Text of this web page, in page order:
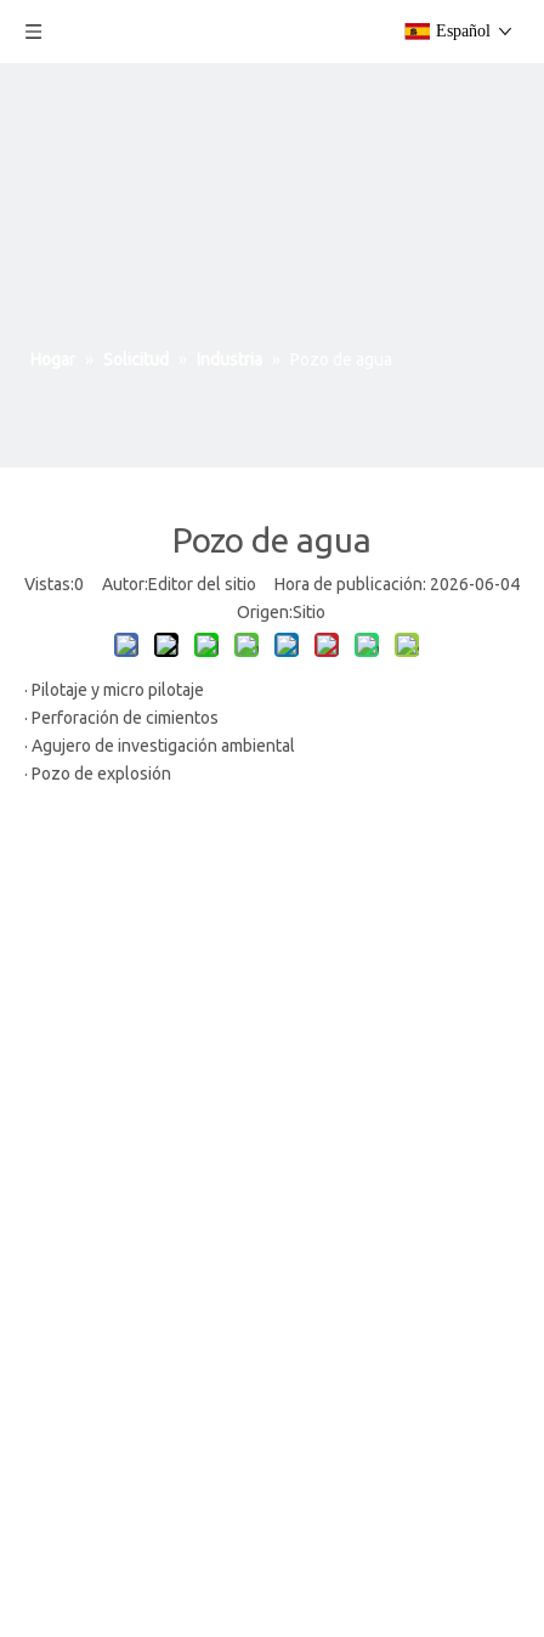
Español
Pozo de agua
Vistas:0 Autor:Editor del sitio Hora de publicación: 2026-06-04
Origen:Sitio
· Pilotaje y micro pilotaje
· Perforación de cimientos
· Agujero de investigación ambiental
· Pozo de explosión